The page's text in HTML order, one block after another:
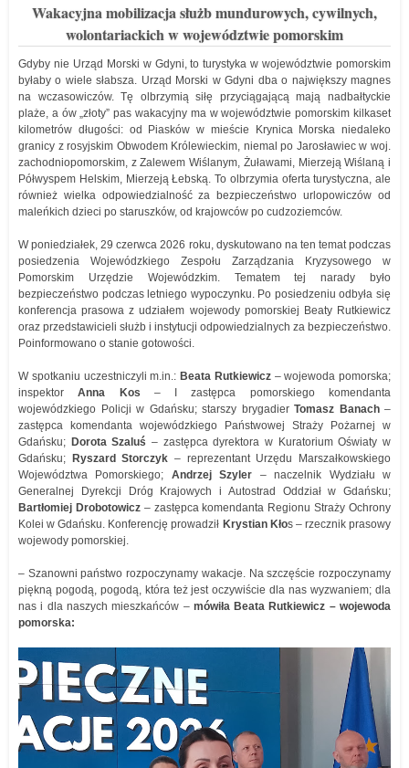
Wakacyjna mobilizacja służb mundurowych, cywilnych,
wolontariackich w województwie pomorskim
Gdyby nie Urząd Morski w Gdyni, to turystyka w województwie pomorskim
byłaby o wiele słabsza. Urząd Morski w Gdyni dba o największy magnes
na wczasowiczów. Tę olbrzymią siłę przyciągającą mają nadbałtyckie
plaże, a ów „złoty” pas wakacyjny ma w województwie pomorskim kilkaset
kilometrów długości: od Piasków w mieście Krynica Morska niedaleko
granicy z rosyjskim Obwodem Królewieckim, niemal po Jarosławiec w woj.
zachodniopomorskim, z Zalewem Wiślanym, Żuławami, Mierzeją Wiślaną i
Półwyspem Helskim, Mierzeją Łebską. To olbrzymia oferta turystyczna, ale
również wielka odpowiedzialność za bezpieczeństwo urlopowiczów od
maleńkich dzieci po staruszków, od krajowców po cudzoziemców.
W poniedziałek, 29 czerwca 2026 roku, dyskutowano na ten temat podczas
posiedzenia Wojewódzkiego Zespołu Zarządzania Kryzysowego w
Pomorskim Urzędzie Wojewódzkim. Tematem tej narady było
bezpieczeństwo podczas letniego wypoczynku. Po posiedzeniu odbyła się
konferencja prasowa z udziałem wojewody pomorskiej Beaty Rutkiewicz
oraz przedstawicieli służb i instytucji odpowiedzialnych za bezpieczeństwo.
Poinformowano o stanie gotowości.
W spotkaniu uczestniczyli m.in.: Beata Rutkiewicz– wojewoda pomorska;
inspektorAnna Kos – I zastępca pomorskiego komendanta
wojewódzkiego Policji w Gdańsku; starszy brygadierTomasz Banach–
zastępca komendanta wojewódzkiego Państwowej Straży Pożarnej w
Gdańsku; Dorota Szaluś – zastępca dyrektora w Kuratorium Oświaty w
Gdańsku; Ryszard Storczyk – reprezentant Urzędu Marszałkowskiego
Województwa Pomorskiego; Andrzej Szyler – naczelnik Wydziału w
Generalnej Dyrekcji Dróg Krajowych i Autostrad Oddział w Gdańsku;
Bartłomiej Drobotowicz– zastępca komendanta Regionu Straży Ochrony
Kolei w Gdańsku. Konferencję prowadził Krystian Kłos – rzecznik prasowy
wojewody pomorskiej.
– Szanowni państwo rozpoczynamy wakacje. Na szczęście rozpoczynamy
piękną pogodą, pogodą, która też jest oczywiście dla nas wyzwaniem; dla
nas i dla naszych mieszkańców – mówiła Beata Rutkiewicz – wojewoda
pomorska: